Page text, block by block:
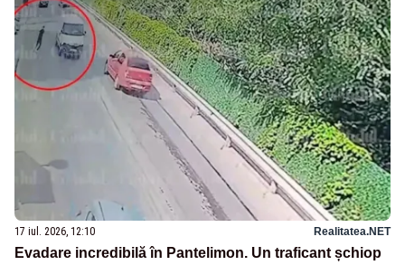
17 iul. 2026, 12:10 Realitatea.NET
Evadare incredibilă în Pantelimon. Un traficant șchiop